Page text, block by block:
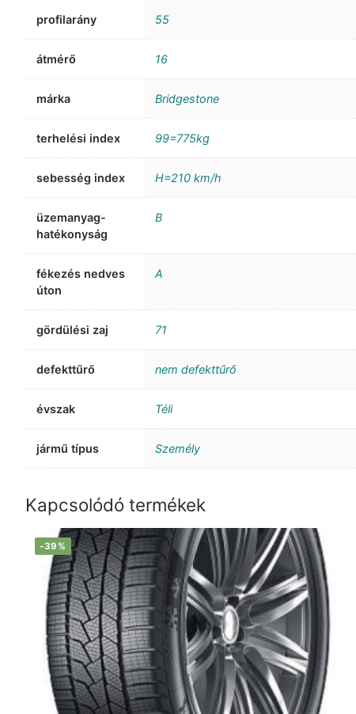
profilarány 55
átmérő 16
márka Bridgestone
terhelési index 99=775kg
sebesség index H=210 km/h
üzemanyag-
hatékonyság
B
fékezés nedves
úton
A
gördülési zaj 71
defekttűrő nem defekttűrő
évszak Téli
jármű típus Személy
Kapcsolódó termékek
-39%